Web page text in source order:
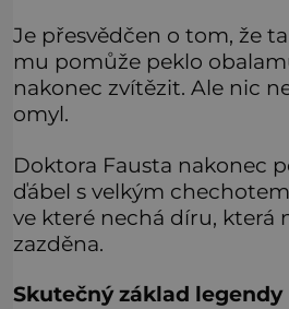
Je přesvědčen o tom, že
mu pomůže peklo
nakonec zvítězit. Ale nic
omyl.
Doktora Fausta nakonec
ďábel s velkým
ve které nechá díru, která
zazděna.
Skutečný základ legendy